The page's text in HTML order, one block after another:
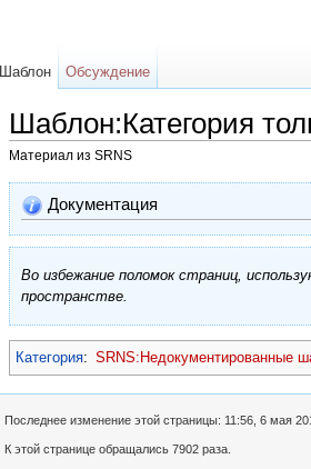
Шаблон:Категория
Материал из SRNS
Документация
Во избежание поломок страниц,
пространстве.
Категория: SRNS:Недокументированные
Шаблон Обсуждение
Последнее изменение этой страницы: 11:56, 6 мая
К этой странице обращались 7902 раза.